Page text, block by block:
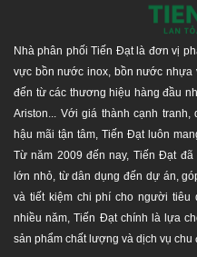
Nhà phân phối Tiến Đạt là đơn vị
vực bồn nước inox, bồn nước
đến từ các thương hiệu hàng đầu
Ariston... Với giá thành cạnh
hậu mãi tận tâm, Tiến Đạt luôn
Từ năm 2009 đến nay, Tiến Đạt
lớn nhỏ, từ dân dụng đến dự án,
và tiết kiệm chi phí cho người
nhiều năm, Tiến Đạt chính là lựa
sản phẩm chất lượng và dịch vụ chu